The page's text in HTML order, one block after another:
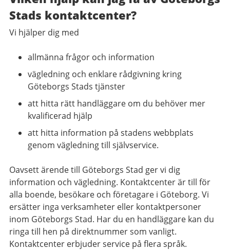
Stads kontaktcenter?
Vi hjälper dig med
allmänna frågor och information
vägledning och enklare rådgivning kring
Göteborgs Stads tjänster
att hitta rätt handläggare om du behöver mer
kvalificerad hjälp
att hitta information på stadens webbplats
genom vägledning till självservice.
Oavsett ärende till Göteborgs Stad ger vi dig
information och vägledning. Kontaktcenter är till för
alla boende, besökare och företagare i Göteborg. Vi
ersätter inga verksamheter eller kontaktpersoner
inom Göteborgs Stad. Har du en handläggare kan du
ringa till hen på direktnummer som vanligt.
Kontaktcenter erbjuder service på flera språk.